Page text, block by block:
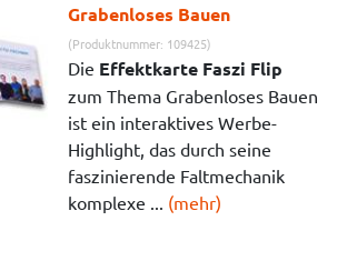
Grabenloses Bauen
(Produktnummer: 109425)
Die Effektkarte Faszi Flip
zum Thema Grabenloses Bauen
ist ein interaktives Werbe-
Highlight, das durch seine
faszinierende Faltmechanik
komplexe ... (mehr)